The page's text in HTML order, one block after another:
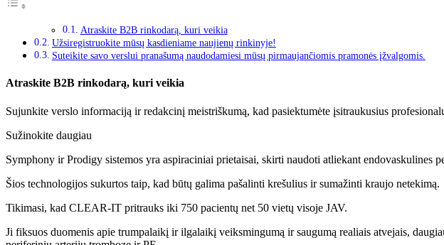
Atraskite B2B rinkodarą, kuri veikia
Užsiregistruokite mūsų kasdieniame naujienų rinkinyje!
Suteikite savo verslui pranašumą naudodamiesi mūsų pirmaujančiomis pramonės įžvalgomis.
Atraskite B2B rinkodarą, kuri veikia
Sujunkite verslo informaciją ir redakcinį meistriškumą, kad pasiektumėte įsitraukusius
Sužinokite daugiau
Symphony ir Prodigy sistemos yra aspiraciniai prietaisai, skirti naudoti atliekant endovaskulines
Šios technologijos sukurtos taip, kad būtų galima pašalinti krešulius ir sumažinti kraujo netekimą.
Tikimasi, kad CLEAR-IT pritrauks iki 750 pacientų net 50 vietų visoje JAV.
Ji fiksuos duomenis apie trumpalaikį ir ilgalaikį veiksmingumą ir saugumą realiais atvejais,